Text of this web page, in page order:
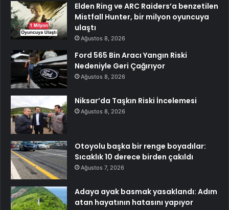
Elden Ring ve ARC Raiders’a benzetilen
Mistfall Hunter, bir milyon oyuncuya
ulaştı
Ağustos 8, 2026
Ford 565 Bin Aracı Yangın Riski
Nedeniyle Geri Çağırıyor
Ağustos 8, 2026
Niksar’da Taşkın Riski İncelemesi
Ağustos 8, 2026
Otoyolu başka bir renge boyadılar:
Sıcaklık 10 derece birden çakıldı
Ağustos 7, 2026
Adaya ayak basmak yasaklandı: Adım
atan hayatının hatasını yapıyor